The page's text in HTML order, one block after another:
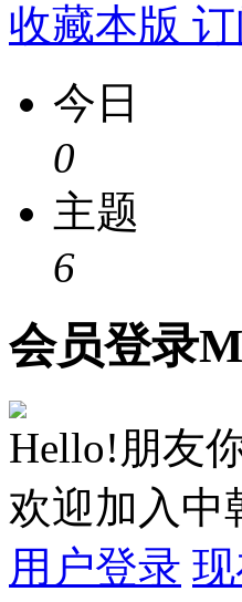
收藏本版
今日
0
主题
6
会员登录
Hello!朋友
欢迎加入中
用户登录